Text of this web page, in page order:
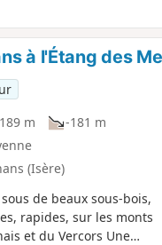
une croix de 1840 à
au croisement de
sur le massif de la
la traversée de la plaine.
par sa variété de
etc. A TOUS LES
QUI PARCOURENT MES
pouvez mettre des
l'emplacement sur le
à l'Étang des
m
-181 m
(Isère)
de beaux sous-bois,
rapides, sur les monts
et du Vercors Une